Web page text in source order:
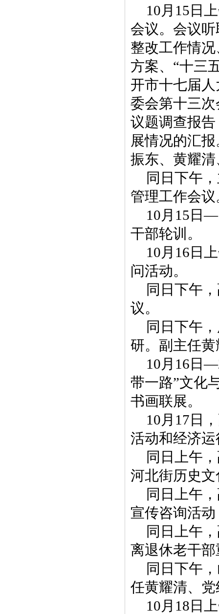
10月15日
会议。会议
整改工作情
方案、“十三
开市十七届
委会第十三
议题调查报
展情况的汇
振东、黄耀
同日下午
管理工作会议
10月15日
干部轮训。
10月16日
问活动。
同日下午
议。
同日下午
研。副主任
10月16日
带一路”文化
书画联展。
10月17日
活动和经济
同日上午
河北街历史
同日上午
宣传咨询活动
同日上午
离退休老干
同日下午
任黄耀清、
10月18日